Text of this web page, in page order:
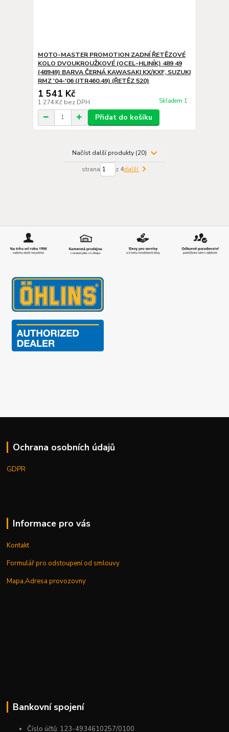
MOTO-MASTER PROMOTION ZADNÍ ŘETĚZOVÉ
KOLO DVOUKROUŽKOVÉ (OCEL-HLINÍK) 489 49
(48949) BARVA ČERNÁ KAWASAKI KX/KXF, SUZUKI
RMZ '04-'06 (JTR460.49) (ŘETĚZ 520)
1 541 Kč
1 274 Kč bez DPH Skladem 1
Přidat do košíku
Načíst další produkty (20)
strana z 4další
Ochrana osobních údajů
GDPR
Informace pro vás
Kontakt
Formulář pro odstoupení od smlouvy
Mapa,Adresa provozovny
Bankovní spojení
Číslo účtů: 123-4934610257/0100